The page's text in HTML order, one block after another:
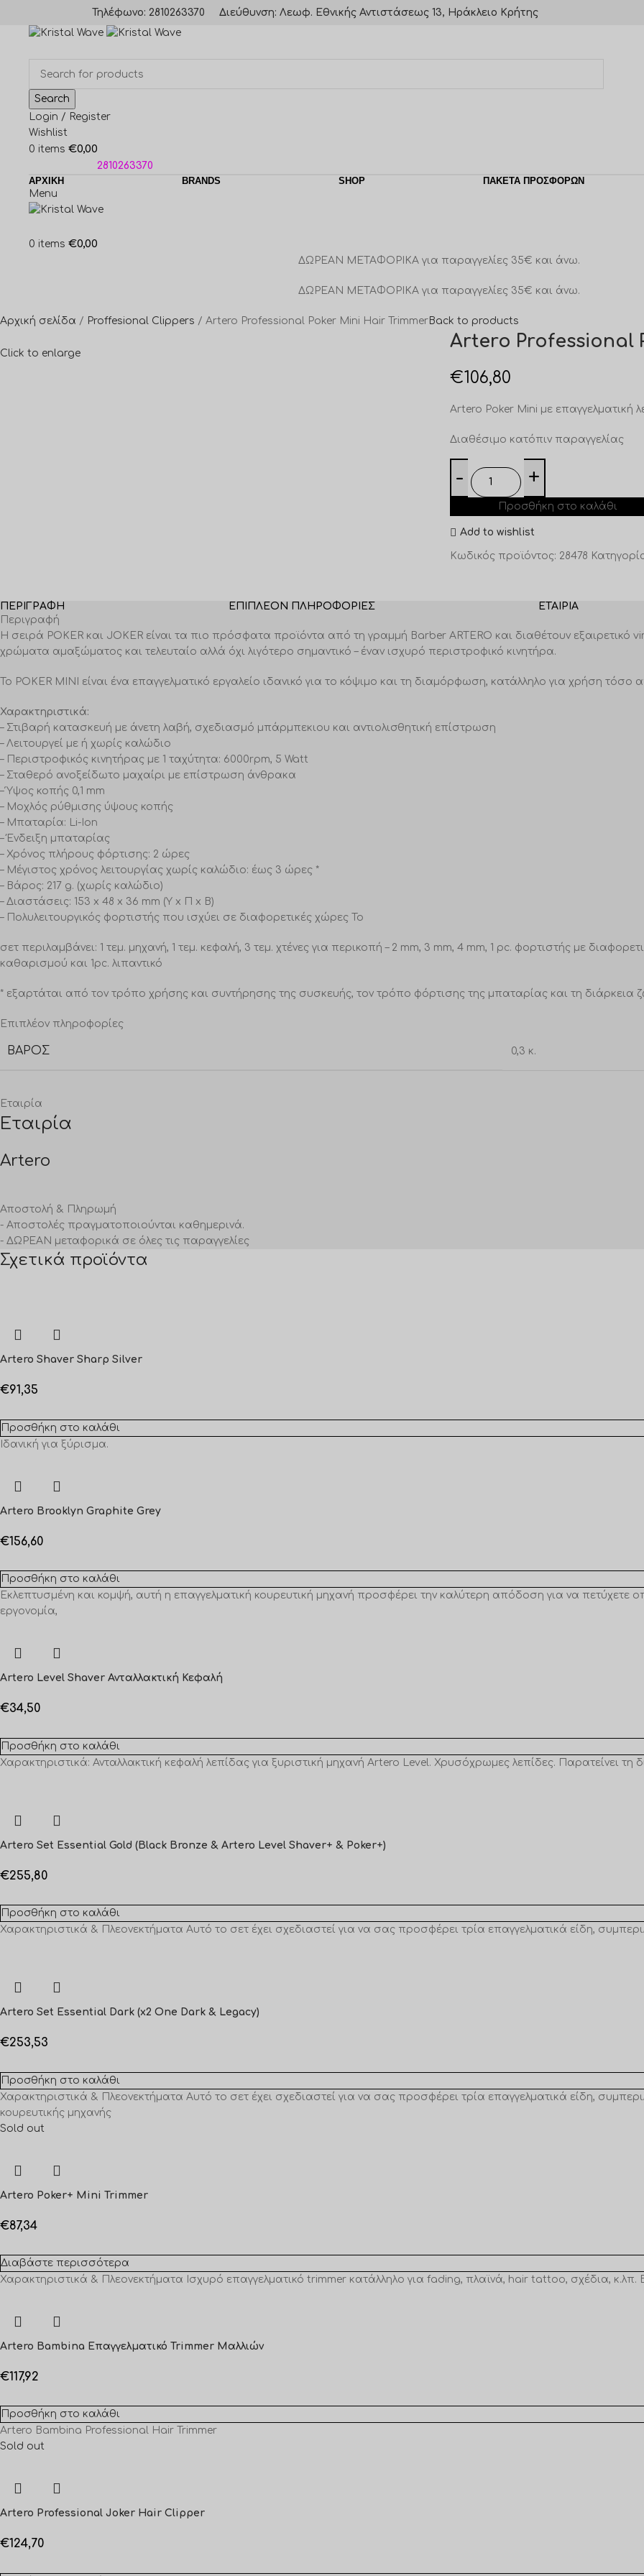
Τηλέφωνο: 2810263370 Διεύθυνση: Λεωφ. Εθνικής Αντιστάσεως 13, Ηράκλειο Κρήτης
Search
Login / Register
Wishlist
0 items €0,00
2810263370
ΑΡΧΙΚΗ
BRANDS SHOP ΠΑΚΈΤΑ ΠΡΟΣΦΟΡΏΝ
Menu
0 items €0,00
ΔΩΡΕΑΝ ΜΕΤΑΦΟΡΙΚΑ για παραγγελίες 35€ και άνω.
ΔΩΡΕΑΝ ΜΕΤΑΦΟΡΙΚΑ για παραγγελίες 35€ και άνω.
Αρχική σελίδα Proffesional Clippers Artero Professional Poker Mini Hair Trimmer Back to products
Click to enlarge
Artero Professional
€106,80
Artero Poker Mini με επαγγελματική
Διαθέσιμο κατόπιν παραγγελίας
Προσθήκη στο καλάθι
Add to wishlist
Κωδικός προϊόντος: 28478
ΠΕΡΙΓΡΑΦΉ ΕΠΙΠΛΈΟΝ ΠΛΗΡΟΦΟΡΊΕΣ ΕΤΑΙΡΊΑ
Περιγραφή
Η σειρά POKER και JOKER είναι τα πιο πρόσφατα προϊόντα από τη γραμμή Barber ARTERO και διαθέτουν
χρώματα αμαξώματος και τελευταίο αλλά όχι λιγότερο σημαντικό – έναν ισχυρό περιστροφικό κινητήρα.
Το POKER MINI είναι ένα επαγγελματικό εργαλείο ιδανικό για το κόψιμο και τη διαμόρφωση, κατάλληλο για χρήση
Χαρακτηριστικά:
– Στιβαρή κατασκευή με άνετη λαβή, σχεδιασμό μπάρμπεκιου και αντιολισθητική επίστρωση
– Λειτουργεί με ή χωρίς καλώδιο
– Περιστροφικός κινητήρας με 1 ταχύτητα: 6000rpm, 5 Watt
– Σταθερό ανοξείδωτο μαχαίρι με επίστρωση άνθρακα
– Ύψος κοπής 0,1 mm
– Μοχλός ρύθμισης ύψους κοπής
– Μπαταρία: Li-Ion
– Ένδειξη μπαταρίας
– Χρόνος πλήρους φόρτισης: 2 ώρες
– Μέγιστος χρόνος λειτουργίας χωρίς καλώδιο: έως 3 ώρες *
– Βάρος: 217 g. (χωρίς καλώδιο)
– Διαστάσεις: 153 x 48 x 36 mm (Υ x Π x Β)
– Πολυλειτουργικός φορτιστής που ισχύει σε διαφορετικές χώρες Το
σετ περιλαμβάνει: 1 τεμ. μηχανή, 1 τεμ. κεφαλή, 3 τεμ. χτένες για περικοπή – 2 mm, 3 mm, 4 mm, 1 pc. φορτιστής με
καθαρισμού και 1pc. λιπαντικό
* εξαρτάται από τον τρόπο χρήσης και συντήρησης της συσκευής, τον τρόπο φόρτισης της μπαταρίας και τη διάρκεια
Επιπλέον πληροφορίες
ΒΆΡΟΣ 0,3 κ.
Εταιρία
Εταιρία
Artero
Αποστολή & Πληρωμή
- Αποστολές πραγματοποιούνται καθημερινά.
- ΔΩΡΕΑΝ μεταφορικά σε όλες τις παραγγελίες
Σχετικά προϊόντα
Artero Shaver Sharp Silver
€91,35
Προσθήκη στο καλάθι
Ιδανική για ξύρισμα.
Artero Brooklyn Graphite Grey
€156,60
Προσθήκη στο καλάθι
Εκλεπτυσμένη και κομψή, αυτή η επαγγελματική κουρευτική μηχανή προσφέρει την καλύτερη απόδοση για να πετύχετε
εργονομία,
Artero Level Shaver Ανταλλακτική Κεφαλή
€34,50
Προσθήκη στο καλάθι
Χαρακτηριστικά: Ανταλλακτική κεφαλή λεπίδας για ξυριστική μηχανή Artero Level. Χρυσόχρωμες λεπίδες. Παρατείνει τη
Artero Set Essential Gold (Black Bronze & Artero Level Shaver+ & Poker+)
€255,80
Προσθήκη στο καλάθι
Χαρακτηριστικά & Πλεονεκτήματα Αυτό το σετ έχει σχεδιαστεί για να σας προσφέρει τρία επαγγελματικά είδη,
Artero Set Essential Dark (x2 One Dark & Legacy)
€253,53
Προσθήκη στο καλάθι
Χαρακτηριστικά & Πλεονεκτήματα Αυτό το σετ έχει σχεδιαστεί για να σας προσφέρει τρία επαγγελματικά είδη,
κουρευτικής μηχανής
Sold out
Artero Poker+ Mini Trimmer
€87,34
Διαβάστε περισσότερα
Χαρακτηριστικά & Πλεονεκτήματα Ισχυρό επαγγελματικό trimmer κατάλληλο για fading, πλαϊνά, hair tattoo, σχέδια, κ.λπ.
Artero Bambina Επαγγελματικό Trimmer Μαλλιών
€117,92
Προσθήκη στο καλάθι
Artero Bambina Professional Hair Trimmer
Sold out
Artero Professional Joker Hair Clipper
€124,70